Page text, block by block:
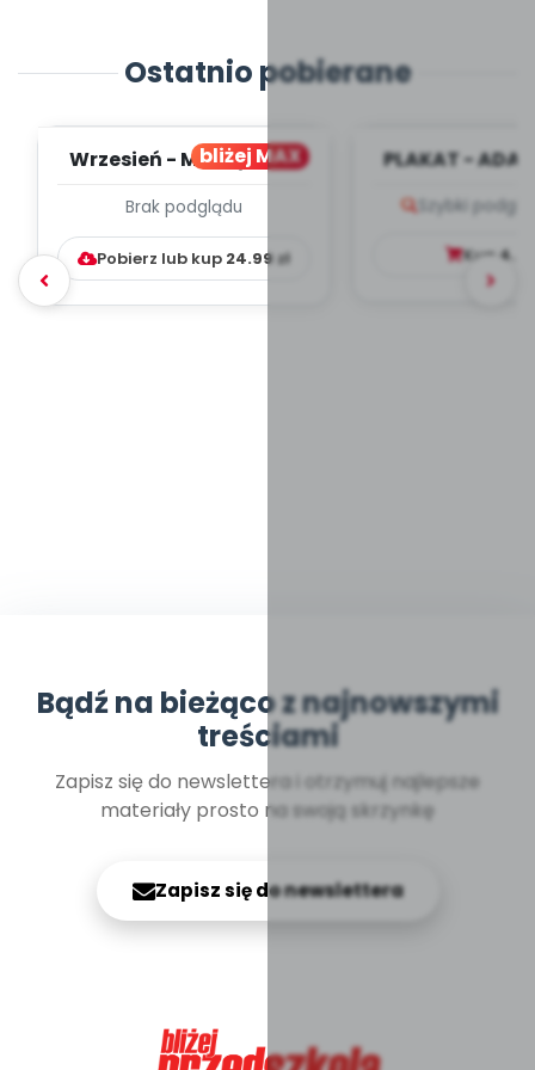
Ostatnio pobierane
bliżej MAX
Wrzesień - MIESIĘCZNY
WYCHOWAWCZO –
DYDAKTYC...
Brak podglądu
Pobierz lub kup 24.99zł
PLAKAT -
Szybki
Kup
Bądź na bieżąco z najnowszymi
treściami
Zapisz się do newslettera i otrzymuj najlepsze
materiały prosto na swoją skrzynkę
Zapisz się do newslettera